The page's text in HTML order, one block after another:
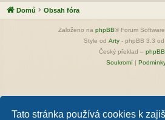
Tato stránka používá cookies k
Domů Obsah fóra
Založeno na phpBB® Forum
Style od Arty - phpBB 3.3
Český překlad –
Soukromí|